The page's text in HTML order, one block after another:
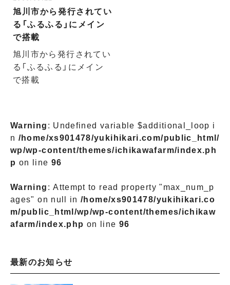
旭川市から発行されてい
る「ふるふる」にメイン
で搭載
旭川市から発行されてい
る「ふるふる」にメイン
で搭載
Warning: Undefined variable $additional_loop i
n /home/xs901478/yukihikari.com/public_html/
wp/wp-content/themes/ichikawafarm/index.ph
p on line 96
Warning: Attempt to read property "max_num_p
ages" on null in/home/xs901478/yukihikari.co
m/public_html/wp/wp-content/themes/ichikaw
afarm/index.php on line 96
最新のお知らせ